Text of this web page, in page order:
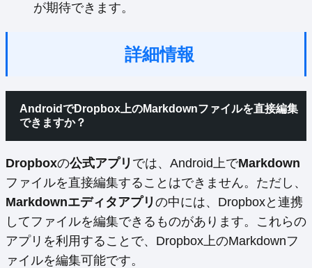
が期待できます。
詳細情報
AndroidでDropbox上のMarkdownファイルを直接編集
できますか？
Dropboxの公式アプリ では、Android上でMarkdown
ファイルを直接編集することはできません。ただし、
Markdownエディタアプリ の中には、Dropboxと連携
してファイルを編集できるものがあります。これらの
アプリを利用することで、Dropbox上のMarkdownフ
ァイルを編集可能です。